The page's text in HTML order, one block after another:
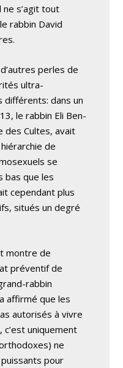
ne s’agit tout
rabbin David
perles de
ultra-
dans un
le rabbin Eli Ben-
des Cultes, avait
de
se
bas que les
cependant plus
situés un degré
montre de
préventif de
rabbin
affirmé que les
autorisés à vivre
c’est uniquement
ne
pour